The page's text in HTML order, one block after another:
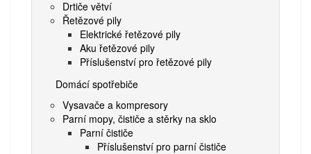
Drtiče větví
Řetězové pily
Elektrické řetězové pily
Aku řetězové pily
Příslušenství pro řetězové pily
Domácí spotřebiče
Vysavače a kompresory
Parní mopy, čističe a stěrky na sklo
Parní čističe
Příslušenství pro parní čističe